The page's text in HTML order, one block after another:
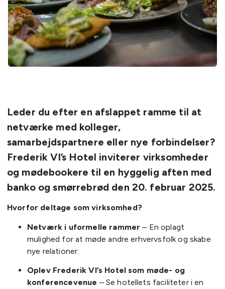
Leder du efter en afslappet ramme til at
netværke med kolleger,
samarbejdspartnere eller nye forbindelser?
Frederik VI’s Hotel inviterer virksomheder
og mødebookere til en hyggelig aften med
banko og smørrebrød den 20. februar 2025.
Hvorfor deltage som virksomhed?
Netværk i uformelle rammer – En oplagt
mulighed for at møde andre erhvervsfolk og skabe
nye relationer.
Oplev Frederik VI’s Hotel som møde- og
konferencevenue – Se hotellets faciliteter i en